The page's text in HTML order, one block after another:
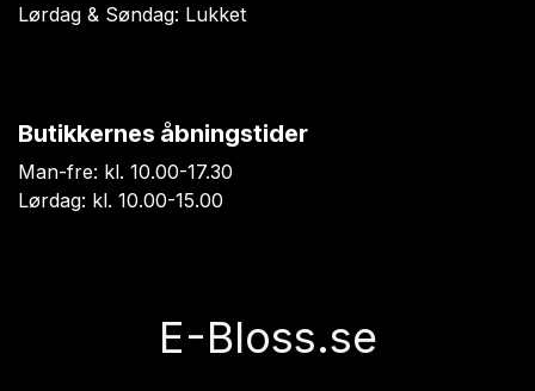
Lørdag & Søndag: Lukket
Butikkernes åbningstider
Man-fre: kl. 10.00-17.30
Lørdag: kl. 10.00-15.00
E-Bloss.se